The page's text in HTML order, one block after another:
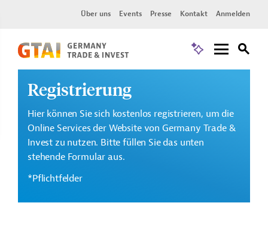
Über uns Events Presse Kontakt Anmelden
Registrierung
Hier können Sie sich kostenlos registrieren, um die
Online Services der Website von Germany Trade &
Invest zu nutzen. Bitte füllen Sie das unten
stehende Formular aus.
*Pflichtfelder